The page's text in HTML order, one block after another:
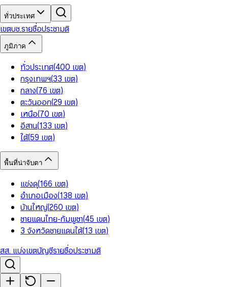
ทั่วประเทศ
เขตบช.รายชื่อประชามติ
ภูมิภาค
ทั่วประเทศ(400 เขต)
กรุงเทพฯ(33 เขต)
กลาง(76 เขต)
ตะวันออก(29 เขต)
เหนือ(70 เขต)
อีสาน(133 เขต)
ใต้(59 เขต)
พื้นที่น่าจับตา
แข่งดุ(166 เขต)
อำเภอเมือง(138 เขต)
บ้านใหญ่(260 เขต)
ชายแดนไทย-กัมพูชา(45 เขต)
3 จังหวัดชายแดนใต้(13 เขต)
สส. แบ่งเขตบัญชีรายชื่อประชามติ